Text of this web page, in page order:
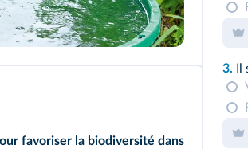
favoriser la biodiversité dans
3. Il